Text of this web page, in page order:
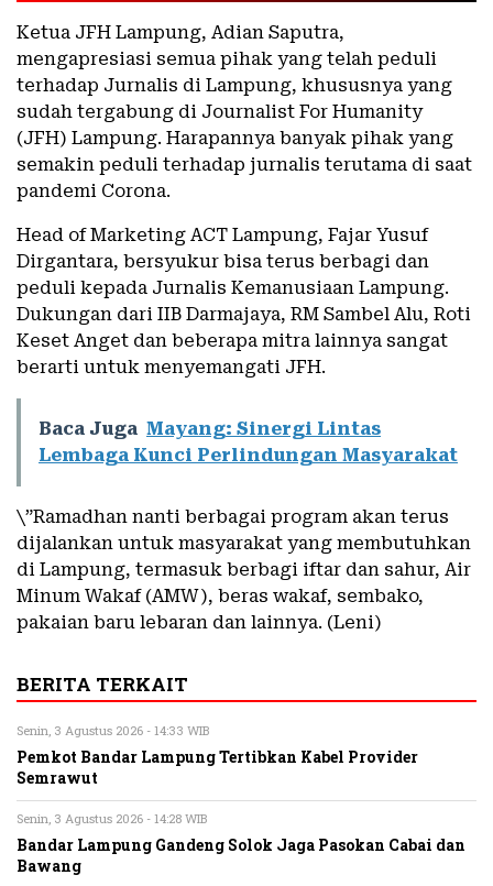
Ketua JFH Lampung, Adian Saputra,
mengapresiasi semua pihak yang telah peduli
terhadap Jurnalis di Lampung, khususnya yang
sudah tergabung di Journalist For Humanity
(JFH) Lampung. Harapannya banyak pihak yang
semakin peduli terhadap jurnalis terutama di saat
pandemi Corona.
Head of Marketing ACT Lampung, Fajar Yusuf
Dirgantara, bersyukur bisa terus berbagi dan
peduli kepada Jurnalis Kemanusiaan Lampung.
Dukungan dari IIB Darmajaya, RM Sambel Alu, Roti
Keset Anget dan beberapa mitra lainnya sangat
berarti untuk menyemangati JFH.
Baca Juga Mayang: Sinergi Lintas
Lembaga Kunci Perlindungan Masyarakat
\”Ramadhan nanti berbagai program akan terus
dijalankan untuk masyarakat yang membutuhkan
di Lampung, termasuk berbagi iftar dan sahur, Air
Minum Wakaf (AMW), beras wakaf, sembako,
pakaian baru lebaran dan lainnya. (Leni)
BERITA TERKAIT
Senin, 3 Agustus 2026 - 14:33 WIB
Pemkot Bandar Lampung Tertibkan Kabel Provider
Semrawut
Senin, 3 Agustus 2026 - 14:28 WIB
Bandar Lampung Gandeng Solok Jaga Pasokan Cabai dan
Bawang